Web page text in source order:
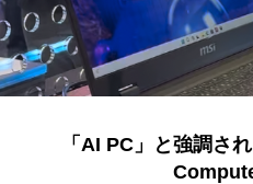
「AI PC」と強調さ